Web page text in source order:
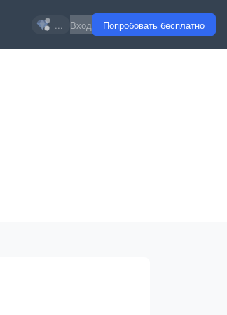
... Вход Попробовать бесплатно